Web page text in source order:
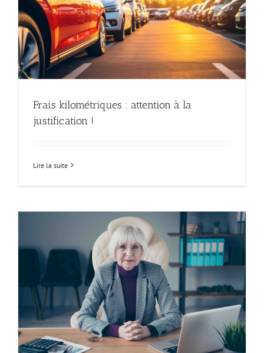
Frais kilométriques : attention à la
justification !
Lire la suite